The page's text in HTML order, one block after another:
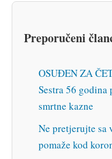
Preporučeni
OSUĐEN ZA
Sestra 56 godina
smrtne kazne
Ne pretjerujte sa
pomaže kod